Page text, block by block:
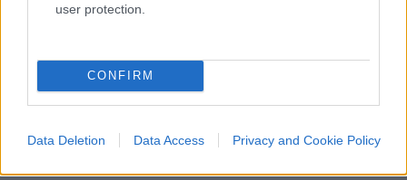
user protection.
CONFIRM
Data Deletion Data Access Privacy and Cookie Policy